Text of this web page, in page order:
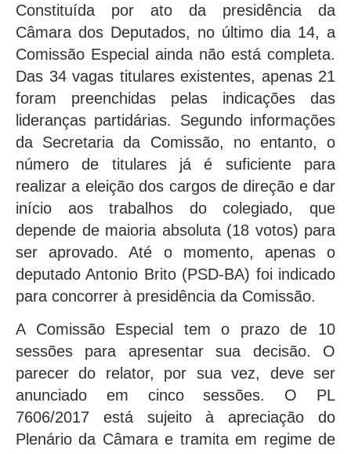
Constituída por ato da presidência da
Câmara dos Deputados, no último dia 14, a
Comissão Especial ainda não está completa.
Das 34 vagas titulares existentes, apenas 21
foram preenchidas pelas indicações das
lideranças partidárias. Segundo informações
da Secretaria da Comissão, no entanto, o
número de titulares já é suficiente para
realizar a eleição dos cargos de direção e dar
início aos trabalhos do colegiado, que
depende de maioria absoluta (18 votos) para
ser aprovado. Até o momento, apenas o
deputado Antonio Brito (PSD-BA) foi indicado
para concorrer à presidência da Comissão.
A Comissão Especial tem o prazo de 10
sessões para apresentar sua decisão. O
parecer do relator, por sua vez, deve ser
anunciado em cinco sessões. O PL
7606/2017 está sujeito à apreciação do
Plenário da Câmara e tramita em regime de